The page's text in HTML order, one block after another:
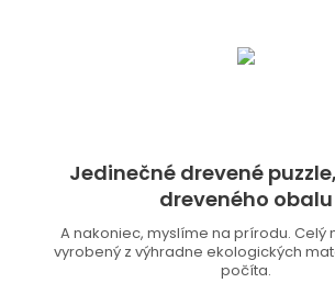
Jedinečné drevené
dreveného obalu
A nakoniec, myslíme na prírodu. Celý
vyrobený z výhradne ekologických
počíta.